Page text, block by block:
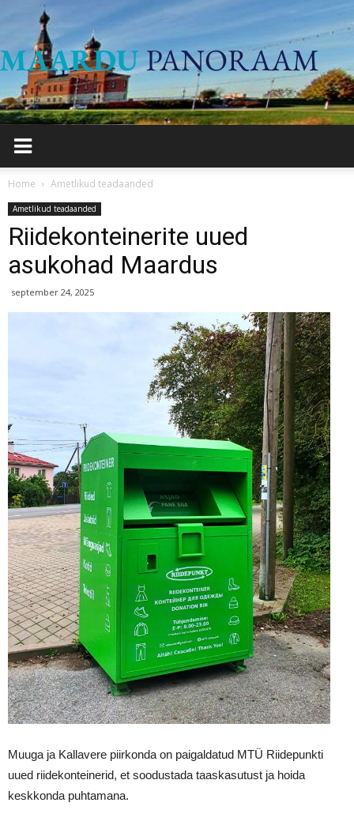
Home Ametlikud teadaanded
Ametlikud teadaanded
Riidekonteinerite uued
asukohad Maardus
september 24, 2025
Muuga ja Kallavere piirkonda on paigaldatud MTÜ Riidepunkti
uued riidekonteinerid, et soodustada taaskasutust ja hoida
keskkonda puhtamana.